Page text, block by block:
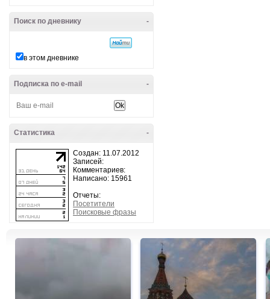
-
Поиск по дневнику
в этом дневнике
-
Подписка по e-mail
-
Статистика
Создан: 11.07.2012
Записей:
Комментариев:
Написано: 15961
Отчеты:
Посетители
Поисковые фразы